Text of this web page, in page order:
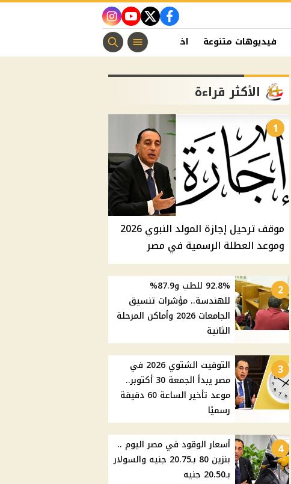
facebook
twitter
youtube
instagram
فيديوهات متنوعة اخبار الفن منوعات مسيحية
الأكثر قراءة
1
موقف ترحيل إجازة المولد النبوي 2026
وموعد العطلة الرسمية في مصر
2
92.8% للطب و87.9%
للهندسة.. مؤشرات تنسيق
الجامعات 2026 وأماكن المرحلة
الثانية
3
التوقيت الشتوي 2026 في
مصر يبدأ الجمعة 30 أكتوبر..
موعد تأخير الساعة 60 دقيقة
رسميًا
4
أسعار الوقود في مصر اليوم ..
بنزين 80 بـ20.75 جنيه والسولار
بـ20.50 جنيه